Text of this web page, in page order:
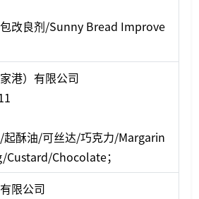
改良剂/Sunny Bread Improve
港）有限公司
起酥油/可丝达/巧克力/Margarin
Chocolate；
限公司